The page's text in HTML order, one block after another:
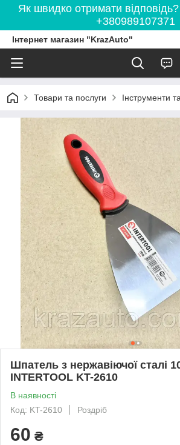
Як швидко отримати
+380989107371
Інтернет магазин "KrazAuto"
Товари та послуги Інструменти
Шпатель з нержавіючої сталі
INTERTOOL KT-2610
В наявності
Код: KT-2610
Роздріб
60 ₴